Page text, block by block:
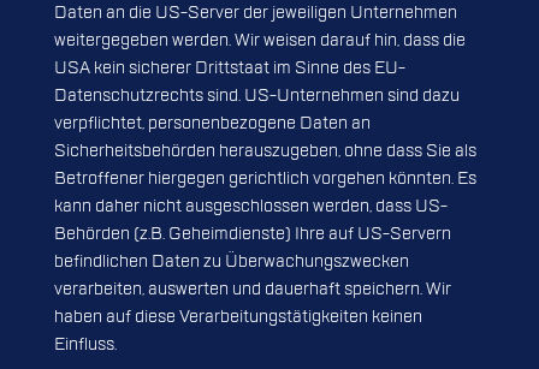
Daten an die US-Server der jeweiligen Unternehmen
weitergegeben werden. Wir weisen darauf hin, dass die
USA kein sicherer Drittstaat im Sinne des EU-
Datenschutzrechts sind. US-Unternehmen sind dazu
verpflichtet, personenbezogene Daten an
Sicherheitsbehörden herauszugeben, ohne dass Sie als
Betroffener hiergegen gerichtlich vorgehen könnten. Es
kann daher nicht ausgeschlossen werden, dass US-
Behörden (z.B. Geheimdienste) Ihre auf US-Servern
befindlichen Daten zu Überwachungszwecken
verarbeiten, auswerten und dauerhaft speichern. Wir
haben auf diese Verarbeitungstätigkeiten keinen
Einfluss.